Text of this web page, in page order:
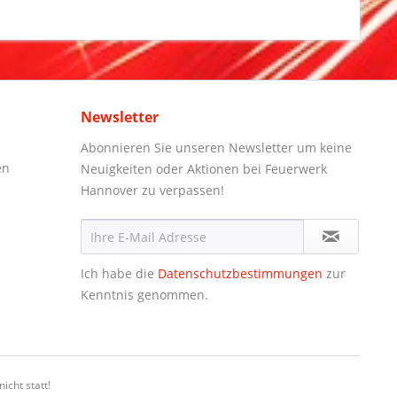
Newsletter
Abonnieren Sie unseren Newsletter um keine
Neuigkeiten oder Aktionen bei Feuerwerk
Hannover zu verpassen!
Ich habe die Datenschutzbestimmungen zur
Kenntnis genommen.
statt!